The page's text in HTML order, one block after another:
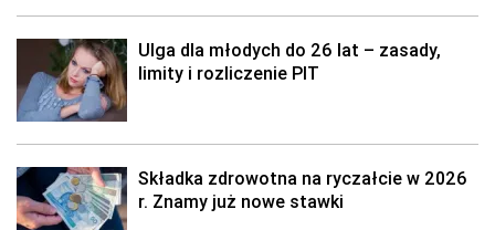
Ulga dla młodych do 26 lat – zasady,
limity i rozliczenie PIT
Składka zdrowotna na ryczałcie w 2026
r. Znamy już nowe stawki